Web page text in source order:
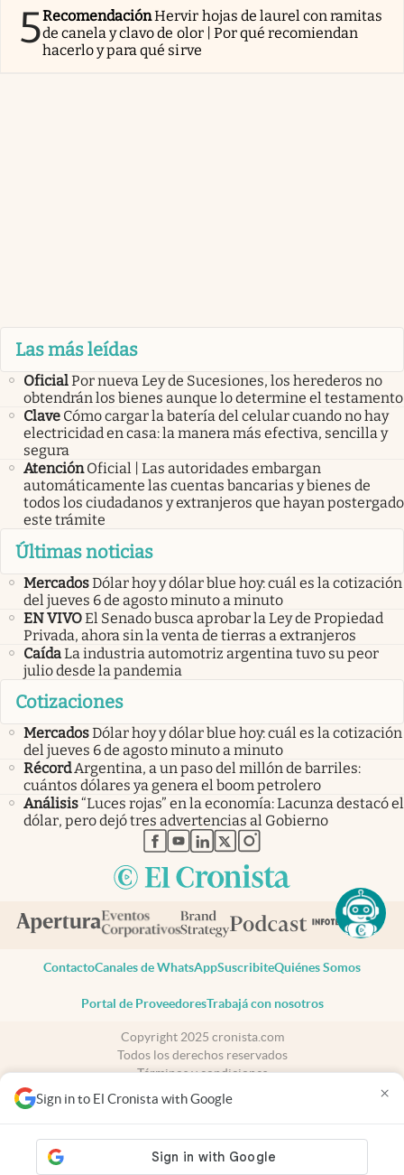
Sign in to El Cronista with Google ×
5RecomendaciónHervir hojas de laurel con ramitas
de canela y clavo de olor | Por qué recomiendan
hacerlo y para qué sirve
Las más leídas
OficialPor nueva Ley de Sucesiones, los herederos no
obtendrán los bienes aunque lo determine el testamento
Clave Cómo cargar la batería del celular cuando no hay
electricidad en casa: la manera más efectiva, sencilla y
segura
Atención Oficial | Las autoridades embargan
automáticamente las cuentas bancarias y bienes de
todos los ciudadanos y extranjeros que hayan postergado
este trámite
Últimas noticias
MercadosDólar hoy y dólar blue hoy: cuál es la cotización
del jueves 6 de agosto minuto a minuto
EN VIVOEl Senado busca aprobar la Ley de Propiedad
Privada, ahora sin la venta de tierras a extranjeros
CaídaLa industria automotriz argentina tuvo su peor
julio desde la pandemia
Cotizaciones
MercadosDólar hoy y dólar blue hoy: cuál es la cotización
del jueves 6 de agosto minuto a minuto
RécordArgentina, a un paso del millón de barriles:
cuántos dólares ya genera el boom petrolero
Análisis“Luces rojas” en la economía: Lacunza destacó el
dólar, pero dejó tres advertencias al Gobierno
abre en nueva pestaña
abre en nueva pestaña
abre en nueva pestaña
abre en nueva pestaña
abre en nueva pestaña
ContactoCanales de WhatsAppSuscribiteQuiénes Somos
Portal de ProveedoresTrabajá con nosotros
Copyright 2025 cronista.com
Todos los derechos reservados
Términos y condiciones
Privacidad
Consentimiento
cronista.com es propiedad de El Cronista Comercial S.A Registro de